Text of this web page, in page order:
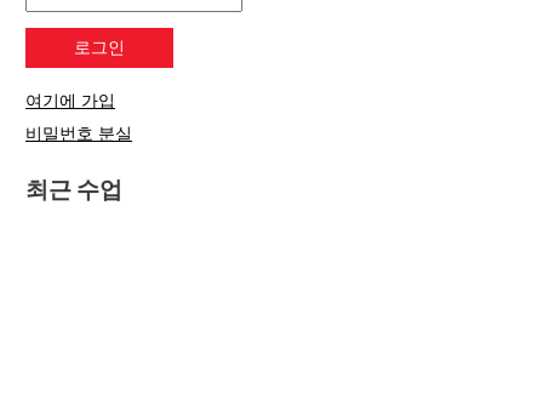
여기에 가입
비밀번호 분실
최근 수업